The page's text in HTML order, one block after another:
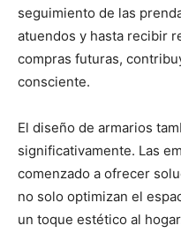
seguimiento de las
atuendos y hasta recibir
compras futuras,
consciente.
El diseño de armarios
significativamente. Las
comenzado a ofrecer
no solo optimizan el
un toque estético al